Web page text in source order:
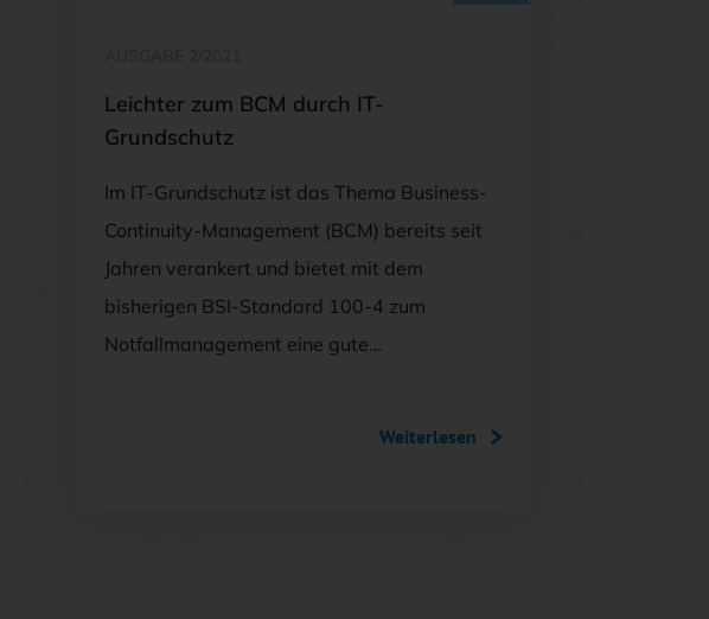
Leichter zum BCM durch IT-
Grundschutz
Im IT-Grundschutz ist das Thema Business-
Continuity-Management (BCM) bereits seit
Jahren verankert und bietet mit dem
bisherigen BSI-Standard 100-4 zum
Notfallmanagement eine gute…
Weiterlesen